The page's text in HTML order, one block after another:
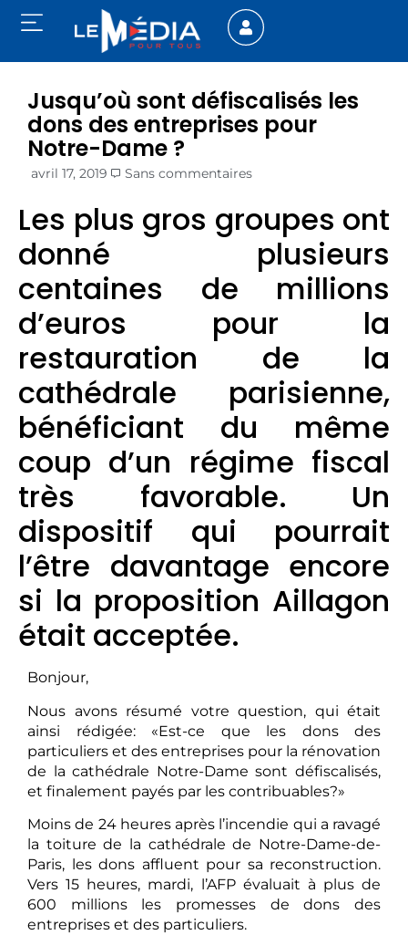
Jusqu’où sont défiscalisés les
dons des entreprises pour
Notre-Dame ?
avril 17, 2019 Sans commentaires
Les plus gros groupes ont
donné plusieurs
centaines de millions
d’euros pour la
restauration de la
cathédrale parisienne,
bénéficiant du même
coup d’un régime fiscal
très favorable. Un
dispositif qui pourrait
l’être davantage encore
si la proposition Aillagon
était acceptée.
Bonjour,
Nous avons résumé votre question, qui était
ainsi rédigée: «Est-ce que les dons des
particuliers et des entreprises pour la rénovation
de la cathédrale Notre-Dame sont défiscalisés,
et finalement payés par les contribuables?»
Moins de 24 heures après l’incendie qui a ravagé
la toiture de la cathédrale de Notre-Dame-de-
Paris, les dons affluent pour sa reconstruction.
Vers 15 heures, mardi, l’AFP évaluait à plus de
600 millions les promesses de dons des
entreprises et des particuliers.